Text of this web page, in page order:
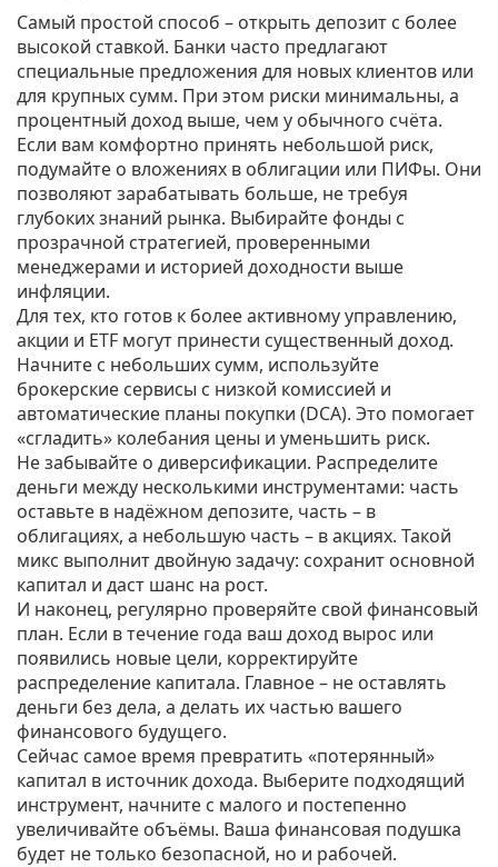
Самый простой способ – открыть депозит с более
высокой ставкой. Банки часто предлагают
специальные предложения для новых клиентов или
для крупных сумм. При этом риски минимальны, а
процентный доход выше, чем у обычного счёта.
Если вам комфортно принять небольшой риск,
подумайте о вложениях в облигации или ПИФы. Они
позволяют зарабатывать больше, не требуя
глубоких знаний рынка. Выбирайте фонды с
прозрачной стратегией, проверенными
менеджерами и историей доходности выше
инфляции.
Для тех, кто готов к более активному управлению,
акции и ETF могут принести существенный доход.
Начните с небольших сумм, используйте
брокерские сервисы с низкой комиссией и
автоматические планы покупки (DCA). Это помогает
«сгладить» колебания цены и уменьшить риск.
Не забывайте о диверсификации. Распределите
деньги между несколькими инструментами: часть
оставьте в надёжном депозите, часть – в
облигациях, а небольшую часть – в акциях. Такой
микс выполнит двойную задачу: сохранит основной
капитал и даст шанс на рост.
И наконец, регулярно проверяйте свой финансовый
план. Если в течение года ваш доход вырос или
появились новые цели, корректируйте
распределение капитала. Главное – не оставлять
деньги без дела, а делать их частью вашего
финансового будущего.
Сейчас самое время превратить «потерянный»
капитал в источник дохода. Выберите подходящий
инструмент, начните с малого и постепенно
увеличивайте объёмы. Ваша финансовая подушка
будет не только безопасной, но и рабочей.